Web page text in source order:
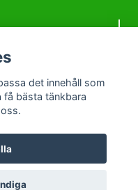
det innehåll som
bästa tänkbara